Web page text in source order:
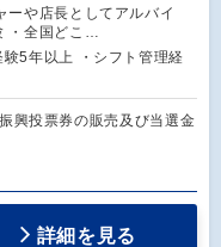
ーや店長としてアルバイ
・全国どこ…
験5年以上 ・シフト管理経
興投票券の販売及び当選金
詳細を見る